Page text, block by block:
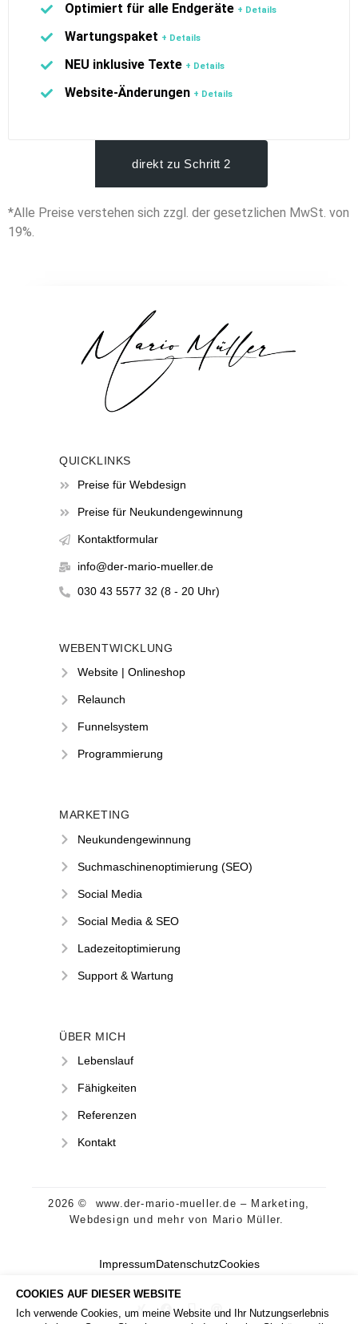
COOKIES AUF DIESER WEBSITE
Ich verwende Cookies, um meine Website und Ihr Nutzungserlebnis
Optimiert für alle Endgeräte + Details
Wartungspaket + Details
NEU inklusive Texte + Details
Website-Änderungen + Details
direkt zu Schritt 2
*Alle Preise verstehen sich zzgl. der gesetzlichen MwSt. von
19%.
QUICKLINKS
Preise für Webdesign
Preise für Neukundengewinnung
Kontaktformular
info@der-mario-mueller.de
030 43 5577 32 (8 - 20 Uhr)
WEBENTWICKLUNG
Website | Onlineshop
Relaunch
Funnelsystem
Programmierung
MARKETING
Neukundengewinnung
Suchmaschinenoptimierung (SEO)
Social Media
Social Media & SEO
Ladezeitoptimierung
Support & Wartung
ÜBER MICH
Lebenslauf
Fähigkeiten
Referenzen
Kontakt
2026 © www.der-mario-mueller.de – Marketing,
Webdesign und mehr von Mario Müller.
ImpressumDatenschutzCookies